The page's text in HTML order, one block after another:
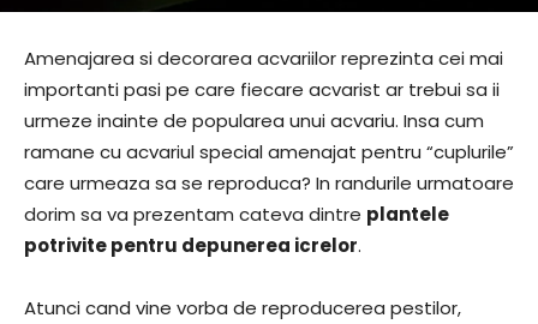
Amenajarea si decorarea acvariilor reprezinta cei mai
importanti pasi pe care fiecare acvarist ar trebui sa ii
urmeze inainte de popularea unui acvariu. Insa cum
ramane cu acvariul special amenajat pentru “cuplurile”
care urmeaza sa se reproduca? In randurile urmatoare
dorim sa va prezentam cateva dintre plantele
potrivite pentru depunerea icrelor.
Atunci cand vine vorba de reproducerea pestilor,